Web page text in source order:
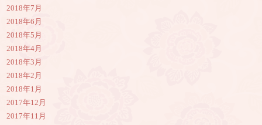
2018年7月
2018年6月
2018年5月
2018年4月
2018年3月
2018年2月
2018年1月
2017年12月
2017年11月